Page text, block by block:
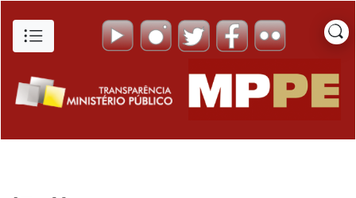
Bens Imóveis - Portal da